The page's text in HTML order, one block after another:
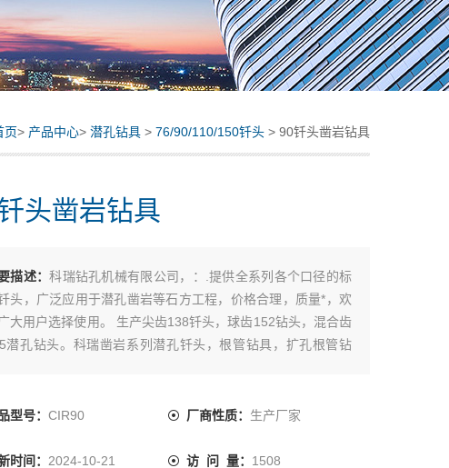
页> 产品中心> 潜孔钻具 > 76/90/110/150钎头 > 90钎头凿岩钻具
头凿岩钻具
描述：科瑞钻孔机械有限公司，：.提供全系列各个口径的标
头，广泛应用于潜孔凿岩等石方工程，价格合理，质量*，欢
大用户选择使用。 生产尖齿138钎头，球齿152钻头，混合齿
潜孔钻头。科瑞凿岩系列潜孔钎头，根管钻具，扩孔根管钻
型号： CIR90 厂商性质： 生产厂家
时间： 2024-10-21 访 问 量： 1508